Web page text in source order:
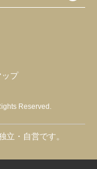
ップ
Reserved.
立・自営です。